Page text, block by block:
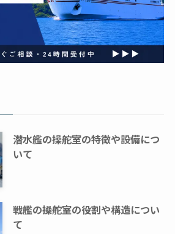
潜水艦の操舵室の特徴や設備につ
いて
戦艦の操舵室の役割や構造につい
て